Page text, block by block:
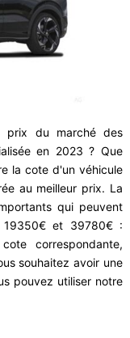
prix du marché des
en 2023 ? Que
la cote d'un véhicule
au meilleur prix. La
qui peuvent
19350€ et 39780€ :
correspondante,
souhaitez avoir une
pouvez utiliser notre